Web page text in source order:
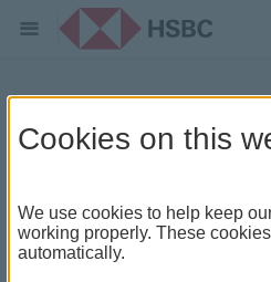
5大财富增值首
Cookies on this
We use cookies to help keep
working properly. These
automatically.